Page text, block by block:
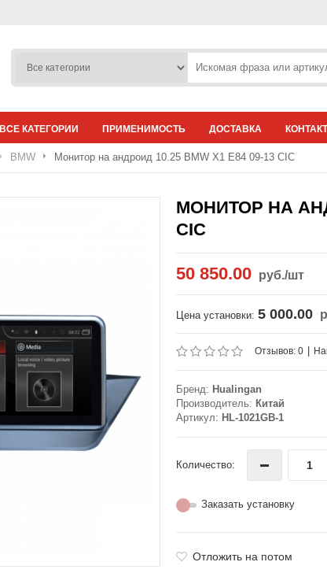
ВСЕ КАТЕГОРИИ ПРИМЕНИМОСТЬ ДОСТАВКА
BMW Монитор на андроид 10.25 BMW X1 E84 09-13 CIC
МОНИТОР НА
CIC
50 850.00 руб./шт
Цена установки: 5 000.00
Отзывов: 0
Бренд: Hualingan
Производитель: Китай
Артикул: HL-1021GB-1
Количество:
Заказать установку
Отложить на потом